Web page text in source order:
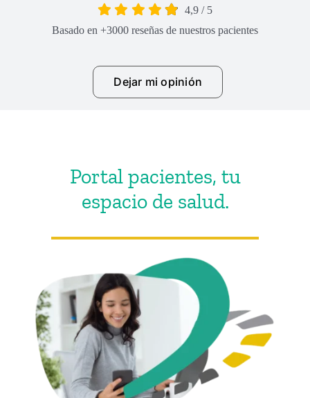
4,9 / 5
Basado en +3000 reseñas de nuestros pacientes
Dejar mi opinión
Portal pacientes, tu
espacio de salud.